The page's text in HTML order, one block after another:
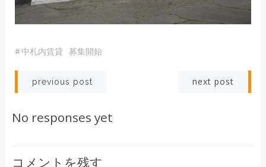
#中札内賃貸 募集開始
Post
navigation
previous post next post
No responses yet
コメントを残す